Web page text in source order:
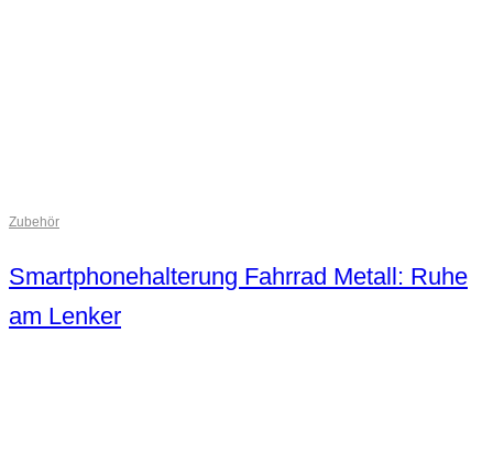
Zubehör
Smartphonehalterung Fahrrad Metall: Ruhe
am Lenker